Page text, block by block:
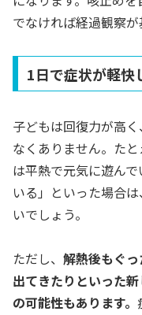
でなければ経過観察が
1日で症状が軽快
子どもは回復力が高
なくありません。た
は平熱で元気に遊ん
いる」といった場合
いでしょう。
ただし、 解熱後もぐ
出てきたりといった
の可能性もあります。